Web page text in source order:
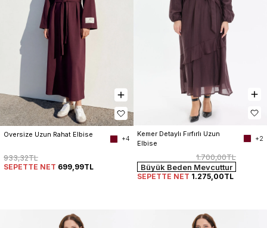
Oversize Uzun Rahat Elbise
+4
933,32TL
SEPETTE NET 699,99TL
Kemer Detaylı Fırfırlı Uzun
Elbise
+2
1.700,00TL
Büyük Beden Mevcuttur
SEPETTE NET 1.275,00TL